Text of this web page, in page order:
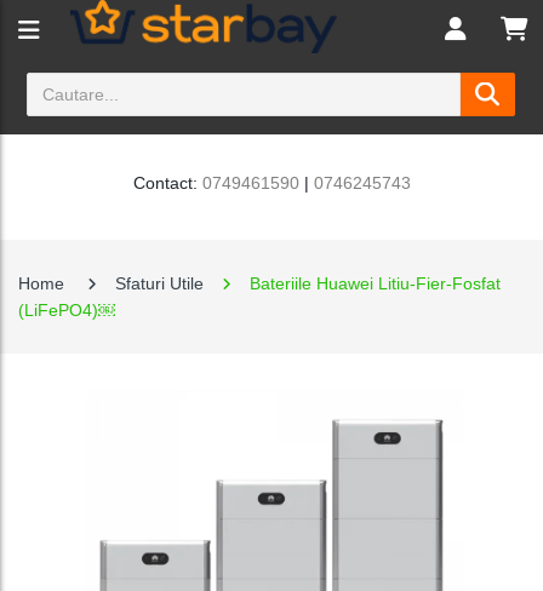
Contact: 0749461590| 0746245743
Home Sfaturi Utile
Bateriile Huawei Litiu-Fier-Fosfat
(LiFePO4)￼